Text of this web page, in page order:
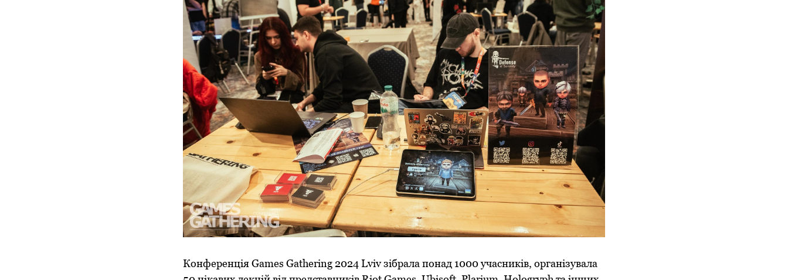
Конференція Games Gathering 2024 Lviv зібрала понад 1000 учасників, організувала